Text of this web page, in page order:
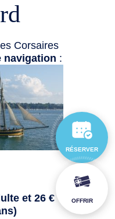
Corsaires
navigation :
et 26 €
RÉSERVER
OFFRIR